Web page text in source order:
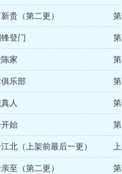
贵（第二更）
登门
家
乐部
人
始
北（上架前最后一更）
至（第二更）